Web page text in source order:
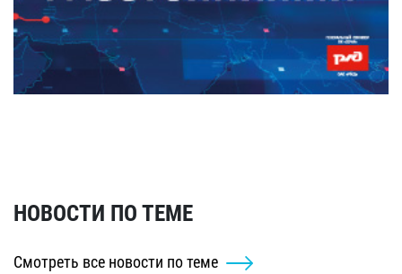
НОВОСТИ ПО ТЕМЕ
Смотреть все новости по теме